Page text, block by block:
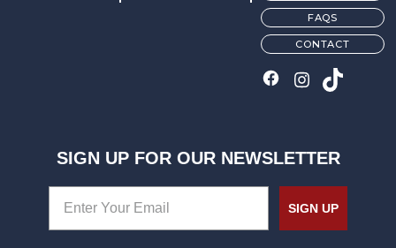
FAQS
CONTACT
SIGN UP FOR OUR NEWSLETTER
SIGN UP